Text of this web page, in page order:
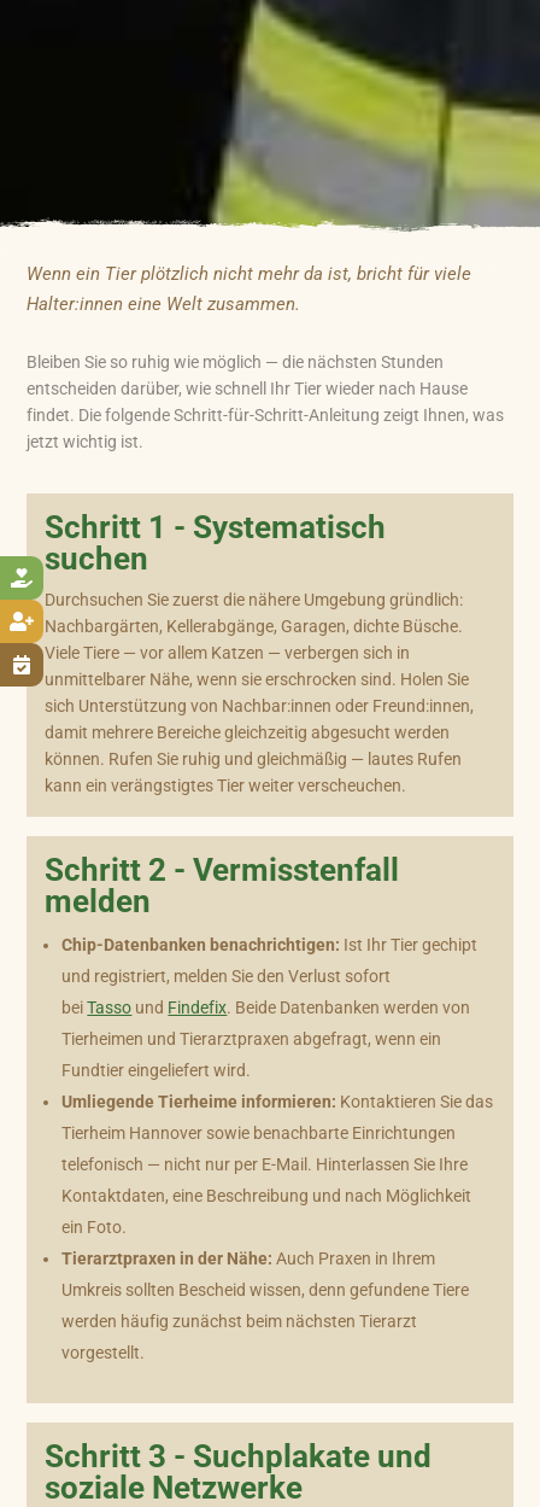



Wenn ein Tier plötzlich nicht mehr da ist, bricht für viele
Halter:innen eine Welt zusammen.
Bleiben Sie so ruhig wie möglich — die nächsten Stunden
entscheiden darüber, wie schnell Ihr Tier wieder nach Hause
findet. Die folgende Schritt-für-Schritt-Anleitung zeigt Ihnen, was
jetzt wichtig ist.
Schritt 1 - Systematisch
suchen
Durchsuchen Sie zuerst die nähere Umgebung gründlich:
Nachbargärten, Kellerabgänge, Garagen, dichte Büsche.
Viele Tiere — vor allem Katzen — verbergen sich in
unmittelbarer Nähe, wenn sie erschrocken sind. Holen Sie
sich Unterstützung von Nachbar:innen oder Freund:innen,
damit mehrere Bereiche gleichzeitig abgesucht werden
können. Rufen Sie ruhig und gleichmäßig — lautes Rufen
kann ein verängstigtes Tier weiter verscheuchen.
Schritt 2 - Vermisstenfall
melden
Chip-Datenbanken benachrichtigen: Ist Ihr Tier gechipt
und registriert, melden Sie den Verlust sofort
bei Tasso und Findefix. Beide Datenbanken werden von
Tierheimen und Tierarztpraxen abgefragt, wenn ein
Fundtier eingeliefert wird.
Umliegende Tierheime informieren: Kontaktieren Sie das
Tierheim Hannover sowie benachbarte Einrichtungen
telefonisch — nicht nur per E-Mail. Hinterlassen Sie Ihre
Kontaktdaten, eine Beschreibung und nach Möglichkeit
ein Foto.
Tierarztpraxen in der Nähe: Auch Praxen in Ihrem
Umkreis sollten Bescheid wissen, denn gefundene Tiere
werden häufig zunächst beim nächsten Tierarzt
vorgestellt.
Schritt 3 - Suchplakate und
soziale Netzwerke